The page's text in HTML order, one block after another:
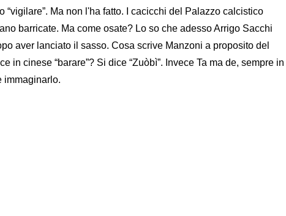
“vigilare”. Ma non l'ha fatto. I cacicchi del Palazzo calcistico
barricate. Ma come osate? Lo so che adesso Arrigo Sacchi
aver lanciato il sasso. Cosa scrive Manzoni a proposito del
in cinese “barare”? Si dice “Zuòbì”. Invece Ta ma de, sempre in
immaginarlo.